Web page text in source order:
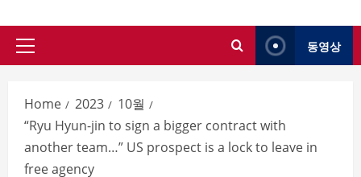
Primary
동영상
Home 2023
10월
“Ryu Hyun-jin to sign a bigger contract with
another team…” US prospect is a lock to leave in
free agency